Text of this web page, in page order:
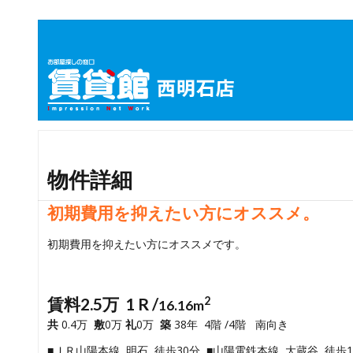
物件詳細
初期費用を抑えたい方にオススメ。
初期費用を抑えたい方にオススメです。
賃料2.5万 1 R /16.16m2
共 0.4万 敷0万 礼0万 築 38年 4階 /4階 南向き
■ＪＲ山陽本線 明石 徒歩30分 ■山陽電鉄本線 大蔵谷 徒歩